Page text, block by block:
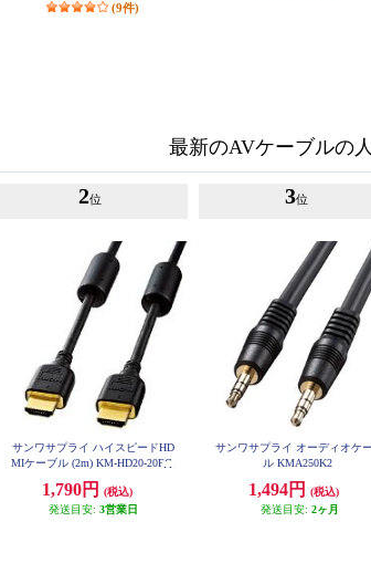
(9件)
最新のAVケーブルの
2位
サンワサプライ ハイスピードHD
MIケーブル (2m) KM-HD20-20FC
1,790円
(税込)
発送目安: 3営業日
3位
サンワサプライ オーディオケ
ル KMA250K2
1,494円
(税込)
発送目安: 2ヶ月